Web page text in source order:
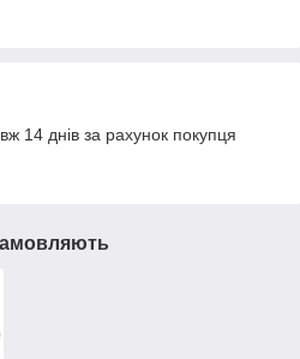
14 днів за рахунок покупця